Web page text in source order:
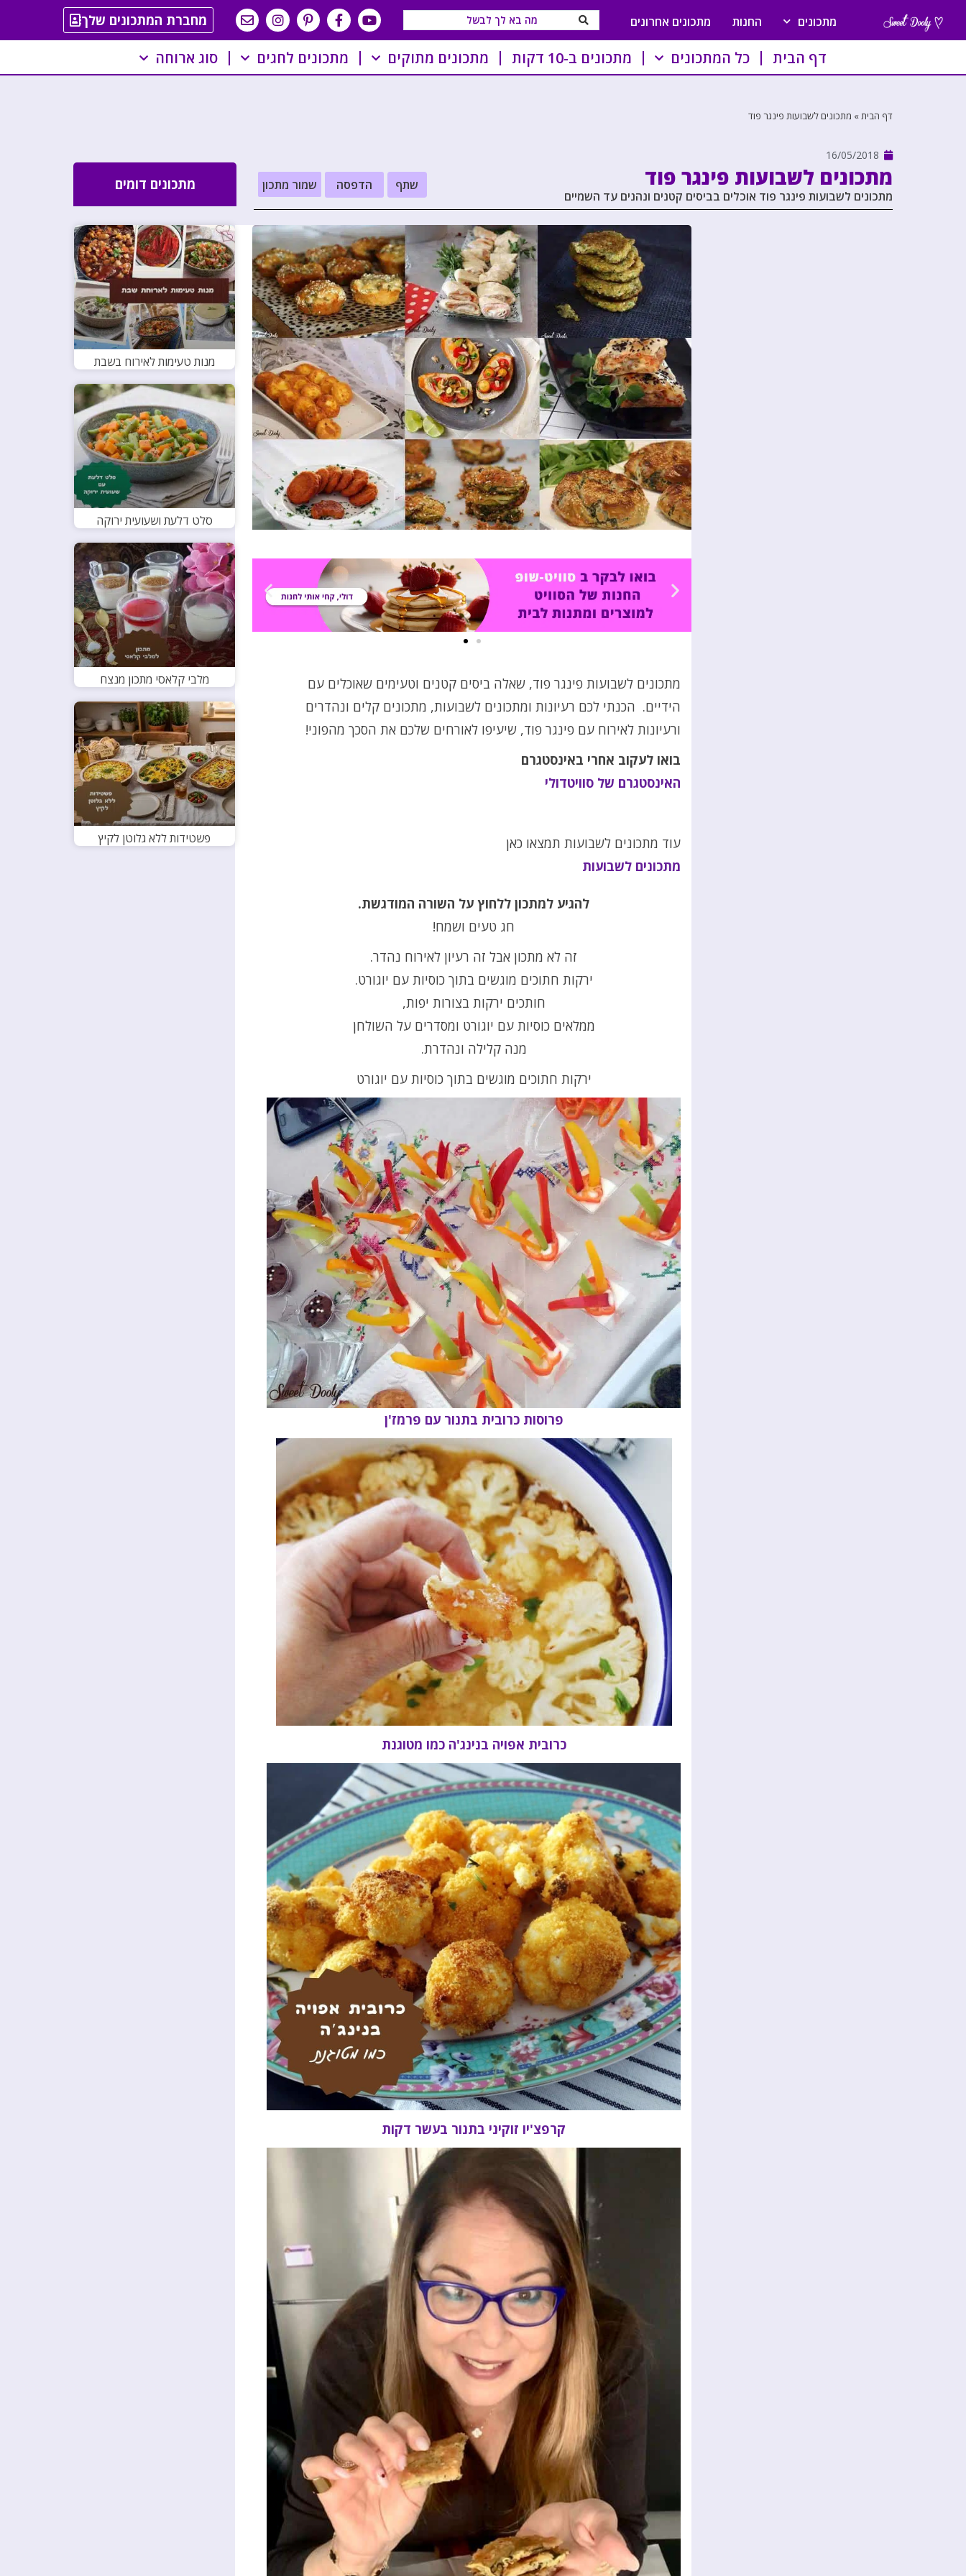
מתכונים החנות מתכונים אחרונים מחברת המתכונים שלך
דף הבית כל המתכונים מתכונים ב-10 דקות מתכונים מתוקים מתכונים לחגים סוג ארוחה
דף הבית» מתכונים לשבועות פינגר פוד
16/05/2018
מתכונים לשבועות פינגר פוד
מתכונים לשבועות פינגר פוד אוכלים בביסים קטנים ונהנים עד השמיים
שתף הדפסה שמור מתכון מתכונים דומים
מתכונים לשבועות פינגר פוד, שאלה ביסים קטנים וטעימים שאוכלים עם
הידיים. הכנתי לכם רעיונות ומתכונים לשבועות, מתכונים קלים ונהדרים
ורעיונות לאירוח עם פינגר פוד, שיעיפו לאורחים שלכם את הסכך מהפוני!
בואו לעקוב אחרי באינסטגרם
האינסטגרם של סוויטדולי
עוד מתכונים לשבועות תמצאו כאן
מתכונים לשבועות
להגיע למתכון ללחוץ על השורה המודגשת.
חג טעים ושמח!
זה לא מתכון אבל זה רעיון לאירוח נהדר.
ירקות חתוכים מוגשים בתוך כוסיות עם יוגורט.
חותכים ירקות בצורות יפות,
ממלאים כוסיות עם יוגורט ומסדרים על השולחן
מנה קלילה ונהדרת.
ירקות חתוכים מוגשים בתוך כוסיות עם יוגורט
פרוסות כרובית בתנור עם פרמז'ן
כרובית אפויה בנינג'ה כמו מטוגנת
קרפצ'יו זוקיני בתנור בעשר דקות
מנות טעימות לאירוח בשבת
סלט דלעת ושעועית ירוקה
מלבי קלאסי מתכון מנצח
פשטידות ללא גלוטן לקיץ